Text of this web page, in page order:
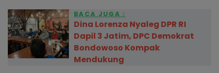
BACA JUGA :
Dina Lorenza Nyaleg DPR RI
Dapil 3 Jatim, DPC Demokrat
Bondowoso Kompak
Mendukung